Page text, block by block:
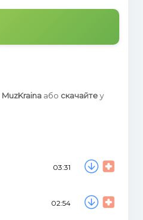
MuzKrainaабо скачайтеу
03:31
02:54